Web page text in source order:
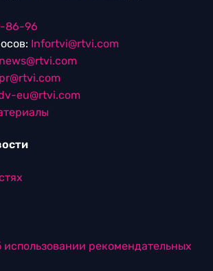
86-96
Infortvi@rtvi.com
news@rtvi.com
pr@rtvi.com
eu@rtvi.com
использовании рекомендательных